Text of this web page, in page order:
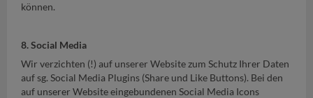
können.
8. Social Media
Wir verzichten (!) auf unserer Website zum Schutz Ihrer Daten
auf sg. Social Media Plugins (Share und Like Buttons). Bei den
auf unserer Website eingebundenen Social Media Icons